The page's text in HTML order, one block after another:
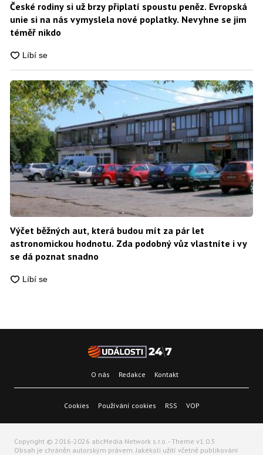
České rodiny si už brzy připlatí spoustu peněz. Evropská
unie si na nás vymyslela nové poplatky. Nevyhne se jim
téměř nikdo
Výčet běžných aut, která budou mít za pár let
astronomickou hodnotu. Zda podobný vůz vlastníte i vy
se dá poznat snadno
O nás Redakce Kontakt
Cookies Používání cookies RSS VOP
Copyright © 2016-2026 abcMedia Network s.r.o. - Theme v1.0.5
Obsah je chráněn autorským právem. Jakékoli užití včetně publikování